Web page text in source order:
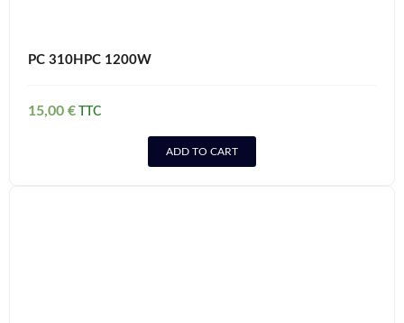
PC 310HPC 1200W
15,00 €
ADD TO CART